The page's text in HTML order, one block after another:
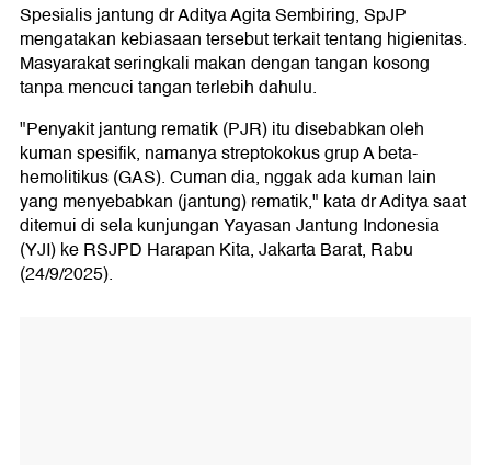
Spesialis jantung dr Aditya Agita Sembiring, SpJP
mengatakan kebiasaan tersebut terkait tentang higienitas.
Masyarakat seringkali makan dengan tangan kosong
tanpa mencuci tangan terlebih dahulu.
"Penyakit jantung rematik (PJR) itu disebabkan oleh
kuman spesifik, namanya streptokokus grup A beta-
hemolitikus (GAS). Cuman dia, nggak ada kuman lain
yang menyebabkan (jantung) rematik," kata dr Aditya saat
ditemui di sela kunjungan Yayasan Jantung Indonesia
(YJI) ke RSJPD Harapan Kita, Jakarta Barat, Rabu
(24/9/2025).